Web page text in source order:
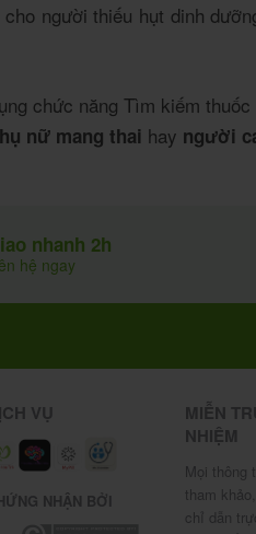
người thiếu hụt dinh
chức năng Tìm kiếm
nữ mang thai hay người
nhanh 2h
hệ ngay
VỤ
NHẬN BỞI
MIỄN
NHIỆM
Mọi thông
tham
chỉ dẫn